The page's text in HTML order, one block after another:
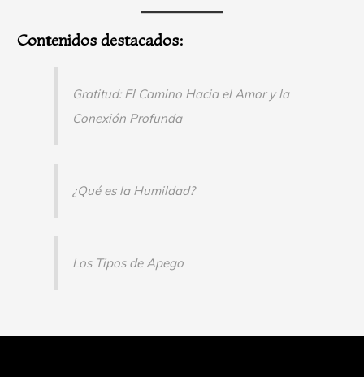
Contenidos destacados:
Gratitud: El Camino Hacia el Amor y la
Conexión Profunda
¿Qué es la Humildad?
Los Tipos de Apego